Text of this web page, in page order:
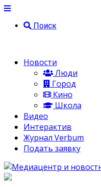
Поиск
Новости
Люди
Город
Кино
Школа
Видео
Интерактив
Журнал Verbum
Подать заявку